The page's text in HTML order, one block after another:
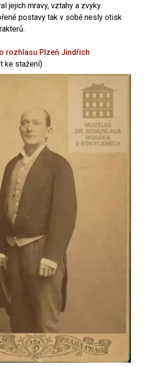
jejich mravy, vztahy a zvyky.
postavy tak v sobě nesly otisk
rozhlasu Plzeň Jindřich
ke stažení)